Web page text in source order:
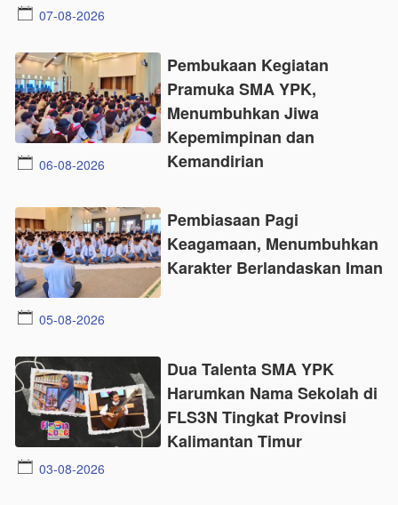
07-08-2026
06-08-2026
Pembukaan Kegiatan
Pramuka SMA YPK,
Menumbuhkan Jiwa
Kepemimpinan dan
Kemandirian
05-08-2026
Pembiasaan Pagi
Keagamaan, Menumbuhkan
Karakter Berlandaskan Iman
03-08-2026
Dua Talenta SMA YPK
Harumkan Nama Sekolah di
FLS3N Tingkat Provinsi
Kalimantan Timur